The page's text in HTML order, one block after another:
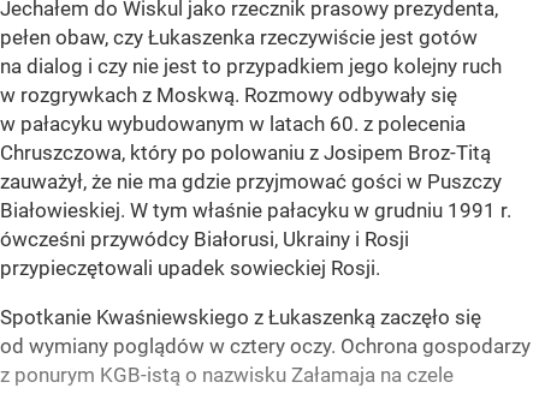
Jechałem do Wiskul jako rzecznik prasowy prezydenta,
pełen obaw, czy Łukaszenka rzeczywiście jest gotów
na dialog i czy nie jest to przypadkiem jego kolejny ruch
w rozgrywkach z Moskwą. Rozmowy odbywały się
w pałacyku wybudowanym w latach 60. z polecenia
Chruszczowa, który po polowaniu z Josipem Broz-Titą
zauważył, że nie ma gdzie przyjmować gości w Puszczy
Białowieskiej. W tym właśnie pałacyku w grudniu 1991 r.
ówcześni przywódcy Białorusi, Ukrainy i Rosji
przypieczętowali upadek sowieckiej Rosji.
Spotkanie Kwaśniewskiego z Łukaszenką zaczęło się
od wymiany poglądów w cztery oczy. Ochrona gospodarzy
z ponurym KGB-istą o nazwisku Załamaja na czele